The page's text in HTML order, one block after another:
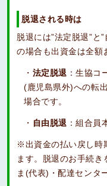
脱退される時は
脱退には”法定脱退”と
の場合も出資金は全額
法定脱退 ：生協コ
(鹿児島県外)への転
場合です。
自由脱退 ：組合員
※出資金の払い戻し時
ます。脱退のお手続
ま(代表)・配達センタ